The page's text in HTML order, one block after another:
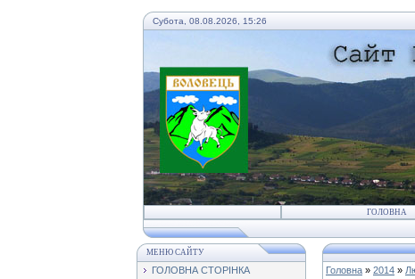
Субота, 08.08.2026, 15:26
ГОЛОВНА
МЕНЮ САЙТУ
ГОЛОВНА СТОРІНКА
Головна » 2014 »